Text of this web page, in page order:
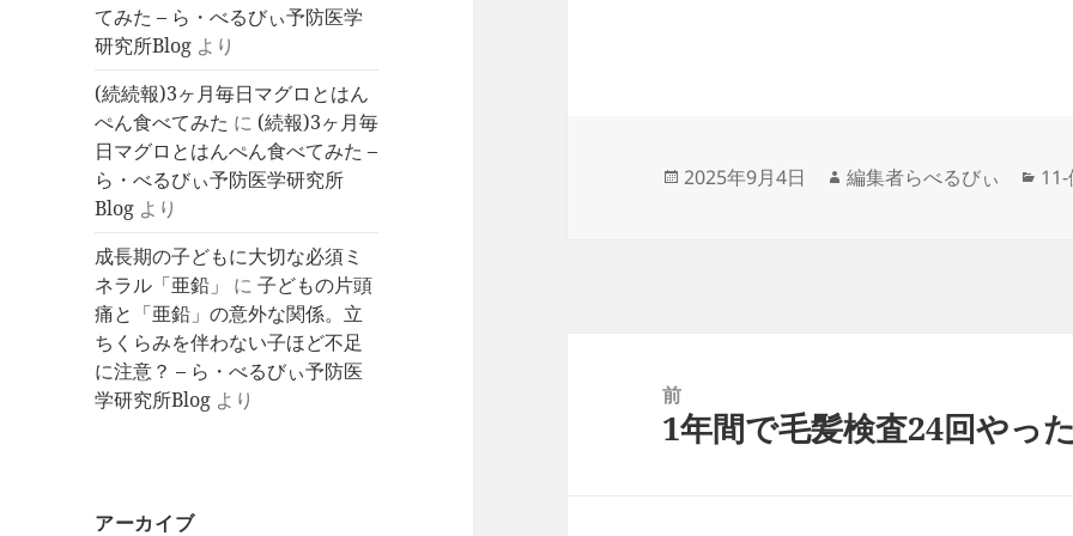
てみた – ら・べるびぃ予防医学
研究所Blog より
(続続報)3ヶ月毎日マグロとはん
ぺん食べてみた に (続報)3ヶ月毎
日マグロとはんぺん食べてみた –
ら・べるびぃ予防医学研究所
Blog より
成長期の子どもに大切な必須ミ
ネラル「亜鉛」
に子どもの片頭
痛と「亜鉛」の意外な関係。立
ちくらみを伴わない子ほど不足
に注意？ – ら・べるびぃ予防医
学研究所Blog より
アーカイブ
投
2025年9月4日
作
編集者らべるびぃ
カ
前
前
1年間で毛髪検査24回やっ